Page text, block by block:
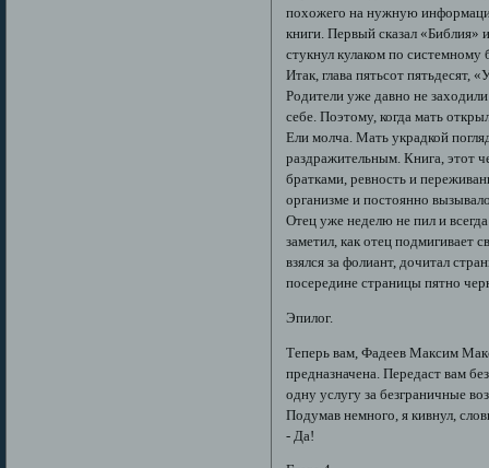
похожего на нужную
книги. Первый сказал
стукнул кулаком по системному
Итак, глава пятьсот
Родители уже давно не
себе. Поэтому, когда мать
Ели молча. Мать украдкой
раздражительным. Книга, этот
братками, ревность и
организме и постоянно
Отец уже неделю не пил и
заметил, как отец
взялся за фолиант, дочитал
посередине страницы пятно
Эпилог.
Теперь вам, Фадеев Максим
предназначена. Передаст вам
одну услугу за безграничные
Подумав немного, я кивнул,
- Да!